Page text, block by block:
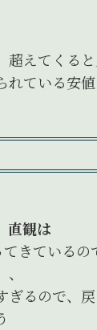
えてくると
ている安
直観は
きているの
ぎるので、